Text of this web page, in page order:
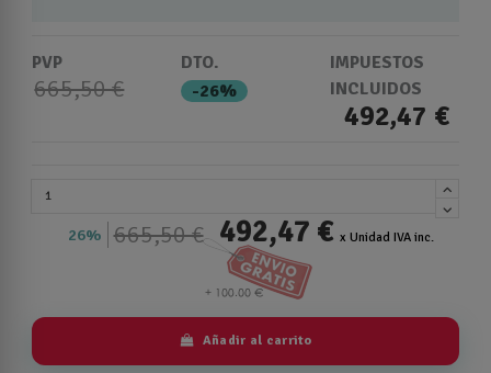
PVP
665,50 €
DTO.
-26%
IMPUESTOS
INCLUIDOS
492,47 €
26% 665,50 € 492,47 € x Unidad IVA inc.
Añadir al carrito